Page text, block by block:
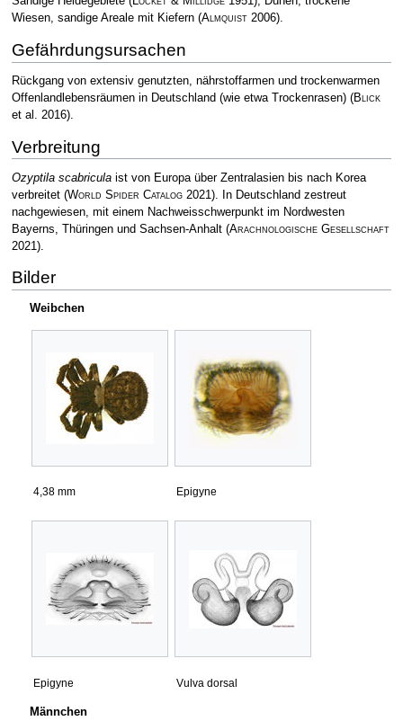
Wiesen, sandige Areale mit Kiefern (Almquist2006).
Gefährdungsursachen
Rückgang von extensiv genutzten, nährstoffarmen und trockenwarmen
Offenlandlebensräumen in Deutschland (wie etwa Trockenrasen) (Blick
et al. 2016).
Verbreitung
Ozyptila scabriculaist von Europa über Zentralasien bis nach Korea
verbreitet (World Spider Catalog2021). In Deutschland zestreut
nachgewiesen, mit einem Nachweisschwerpunkt im Nordwesten
Bayerns, Thüringen und Sachsen-Anhalt (Arachnologische Gesellschaft
2021).
Bilder
Weibchen
4,38 mm Epigyne
Epigyne Vulva dorsal
Männchen